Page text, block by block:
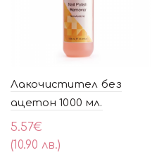
Лакочистител без
ацетон 1000 мл.
5.57€
(10.90 лв.)